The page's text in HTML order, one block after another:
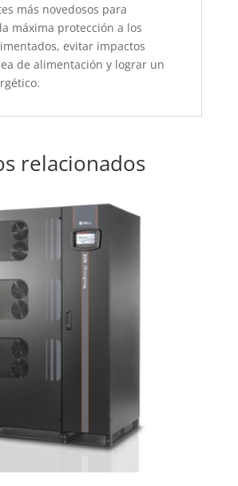
más novedosos para
máxima protección a los
evitar impactos
de alimentación y lograr un
relacionados